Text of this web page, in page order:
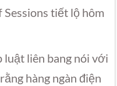
Sessions tiết lộ hôm
luật liên bang nói với
hàng ngàn điện